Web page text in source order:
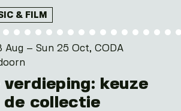
& FILM
Aug – Sun 25 Oct, CODA
verdieping: keuze
de collectie